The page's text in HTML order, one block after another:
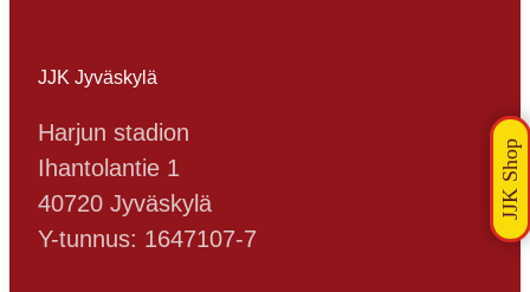
JJK Jyväskylä
Harjun stadion
Ihantolantie 1
40720 Jyväskylä
Y-tunnus: 1647107-7